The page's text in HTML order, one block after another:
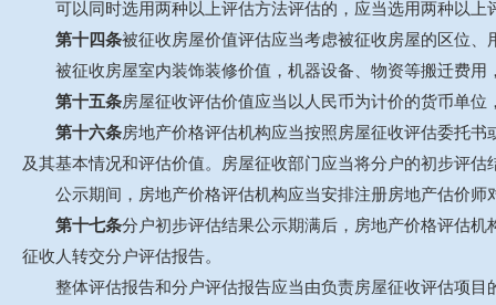
可以同时选用两种以上评估方法评估的，应当选用两种以上
第十四条被征收房屋价值评估应当考虑被征收房屋的区位
被征收房屋室内装饰装修价值，机器设备、物资等搬迁费用
第十五条房屋征收评估价值应当以人民币为计价的货币单位
第十六条房地产价格评估机构应当按照房屋征收评估委托
及其基本情况和评估价值。房屋征收部门应当将分户的初步评
公示期间，房地产价格评估机构应当安排注册房地产估价师
第十七条分户初步评估结果公示期满后，房地产价格评估
征收人转交分户评估报告。
整体评估报告和分户评估报告应当由负责房屋征收评估项目